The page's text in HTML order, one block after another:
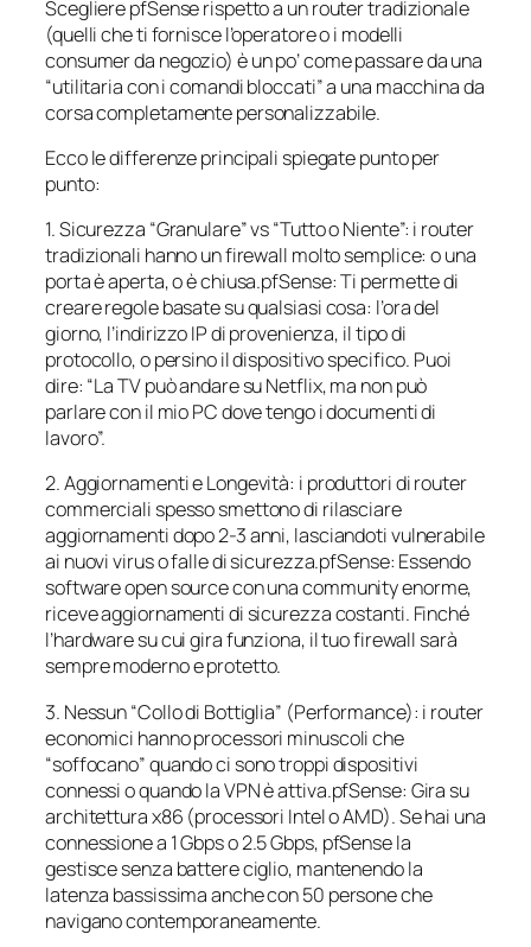
Scegliere pfSense rispetto a un router tradizionale
(quelli che ti fornisce l’operatore o i modelli
consumer da negozio) è un po’ come passare da una
“utilitaria con i comandi bloccati” a una macchina da
corsa completamente personalizzabile.
Ecco le differenze principali spiegate punto per
punto:
1. Sicurezza “Granulare” vs “Tutto o Niente”: i router
tradizionali hanno un firewall molto semplice: o una
porta è aperta, o è chiusa.pfSense: Ti permette di
creare regole basate su qualsiasi cosa: l’ora del
giorno, l’indirizzo IP di provenienza, il tipo di
protocollo, o persino il dispositivo specifico. Puoi
dire: “La TV può andare su Netflix, ma non può
parlare con il mio PC dove tengo i documenti di
lavoro”.
2. Aggiornamenti e Longevità: i produttori di router
commerciali spesso smettono di rilasciare
aggiornamenti dopo 2-3 anni, lasciandoti vulnerabile
ai nuovi virus o falle di sicurezza.pfSense: Essendo
software open source con una community enorme,
riceve aggiornamenti di sicurezza costanti. Finché
l’hardware su cui gira funziona, il tuo firewall sarà
sempre moderno e protetto.
3. Nessun “Collo di Bottiglia” (Performance): i router
economici hanno processori minuscoli che
“soffocano” quando ci sono troppi dispositivi
connessi o quando la VPN è attiva.pfSense: Gira su
architettura x86 (processori Intel o AMD). Se hai una
connessione a 1 Gbps o 2.5 Gbps, pfSense la
gestisce senza battere ciglio, mantenendo la
latenza bassissima anche con 50 persone che
navigano contemporaneamente.